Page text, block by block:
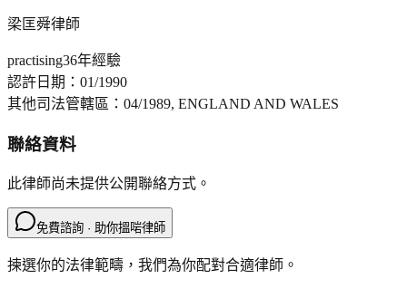
梁匡舜律師
practising36年經驗
認許日期： 01/1990
其他司法管轄區： 04/1989, ENGLAND AND WALES
聯絡資料
此律師尚未提供公開聯絡方式。
免費諮詢 · 助你搵啱律師
揀選你的法律範疇，我們為你配對合適律師。